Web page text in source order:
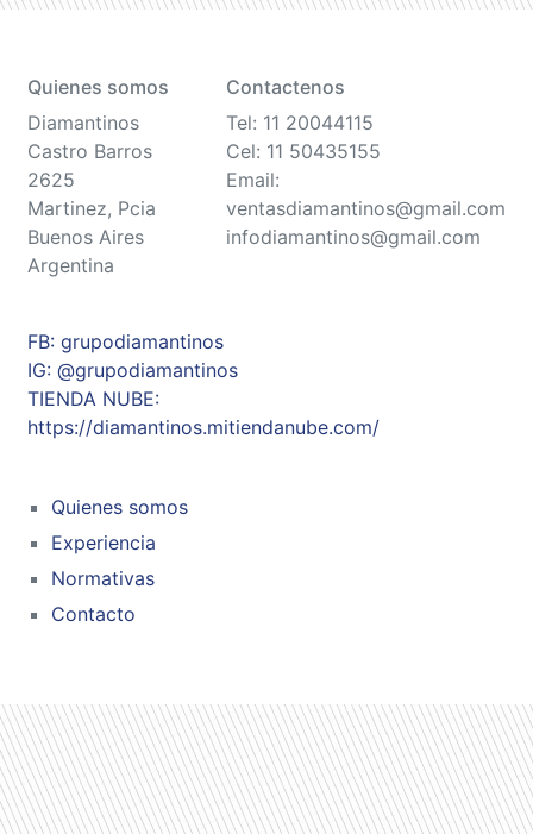
Quienes somos
Diamantinos
Castro Barros
2625
Martinez, Pcia
Buenos Aires
Argentina
Contactenos
Tel: 11 20044115
Cel: 11 50435155
Email:
ventasdiamantinos@gmail.com
infodiamantinos@gmail.com
FB: grupodiamantinos
IG: @grupodiamantinos
TIENDA NUBE:
https://diamantinos.mitiendanube.com/
Quienes somos
Experiencia
Normativas
Contacto